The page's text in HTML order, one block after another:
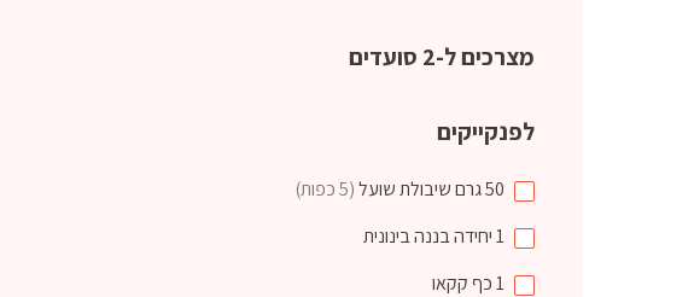
מצרכים ל-2 סועדים
לפנקייקים
50גרםשיבולת שועל(5 כפות)
1יחידהבננה בינונית
1כףקקאו